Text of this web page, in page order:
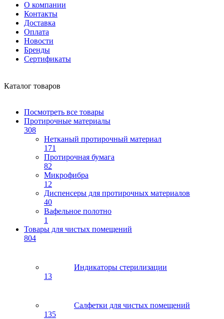
О компании
Контакты
Доставка
Оплата
Новости
Бренды
Сертификаты
Каталог товаров
Посмотреть все товары
Протирочные материалы
308
Нетканый протирочный материал
171
Протирочная бумага
82
Микрофибра
12
Диспенсеры для протирочных материалов
40
Вафельное полотно
1
Товары для чистых помещений
804
Индикаторы стерилизации
13
Салфетки для чистых помещений
135